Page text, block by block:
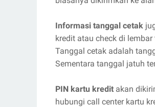
Informasi tanggal cetak
kredit atau check di
Tanggal cetak adalah
Sementara tanggal jatuh
PIN kartu kredit akan
hubungi call center kartu